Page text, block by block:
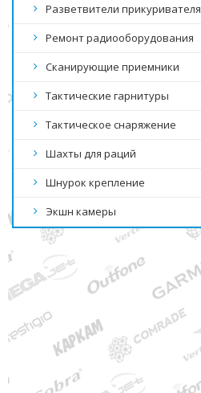
Разветвители прикуривателя
Ремонт радиооборудования
Сканирующие приемники
Тактические гарнитуры
Тактическое снаряжение
Шахты для раций
Шнурок крепление
Экшн камеры